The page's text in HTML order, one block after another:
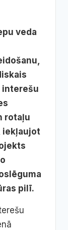
veda
interešu
rotaļu
iekļaujot
pilī.